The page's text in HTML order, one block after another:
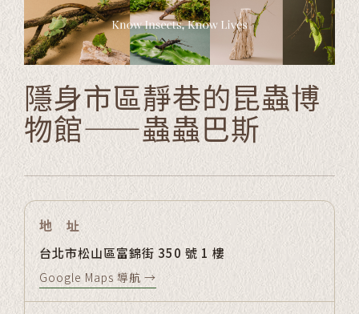
隱身市區靜巷的昆蟲博
物館——蟲蟲巴斯
地 址
台北市松山區富錦街 350 號 1 樓
Google Maps 導航 →